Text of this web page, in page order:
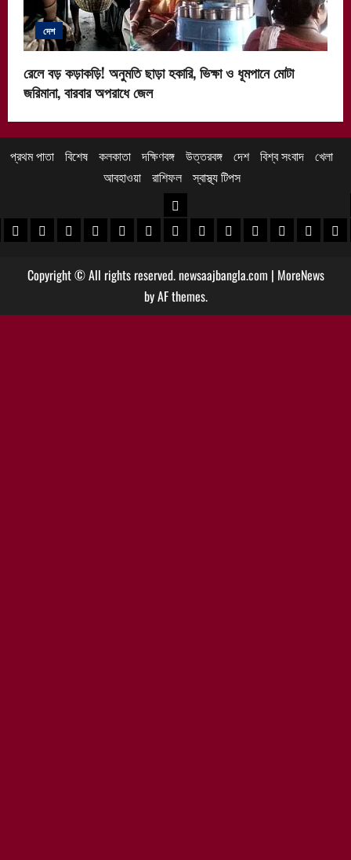
দেশ
রেলে বড় কড়াকড়ি! অনুমতি ছাড়া হকারি, ভিক্ষা ও ধূমপানে মোটা
জরিমানা, বারবার অপরাধে জেল
প্রথম পাতা বিশেষ কলকাতা দক্ষিণবঙ্গ উত্তরবঙ্গ দেশ বিশ্ব সংবাদ খেলা
আবহাওয়া
রাশিফল স্বাস্থ্য টিপস
খবর
খবর
পুরুলিয়া খবর
বাঁকুড়া খবরপশ্চিম বর্ধমান খবর
পূর্ব বর্ধমান খবর
বীরভূম খবরমুর্শিদাবাদ খবর
উত্তরবঙ্গ
কোচবিহার নিউজ
আলিপুরদুয়ার খবর
জলপাইগুড়ি খবর
শিলিগুড়ি খবর
উত্তরদক্ষিণ
Copyright © All rights reserved. newsaajbangla.com | MoreNews
by AF themes.